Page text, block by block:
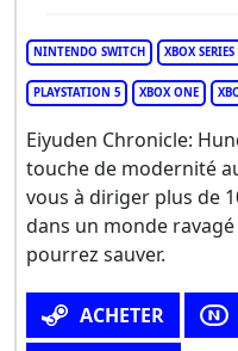
NINTENDO SWITCH XBOX
PLAYSTATION 5 XBOX ONE
Eiyuden Chronicle:
touche de modernité
vous à diriger plus de
dans un monde
pourrez sauver.
ACHETER